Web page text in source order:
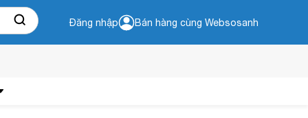
Đăng nhập Bán hàng cùng Websosanh